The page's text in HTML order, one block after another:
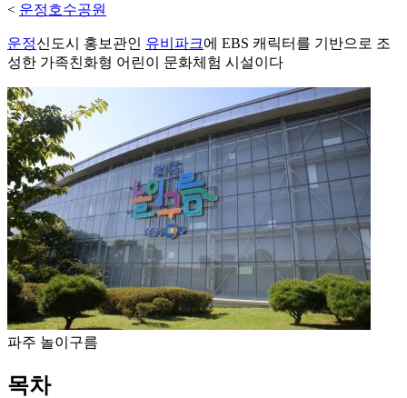
< 운정호수공원
운정신도시 홍보관인 유비파크에 EBS 캐릭터를 기반으로 조
성한 가족친화형 어린이 문화체험 시설이다
파주 놀이구름
목차